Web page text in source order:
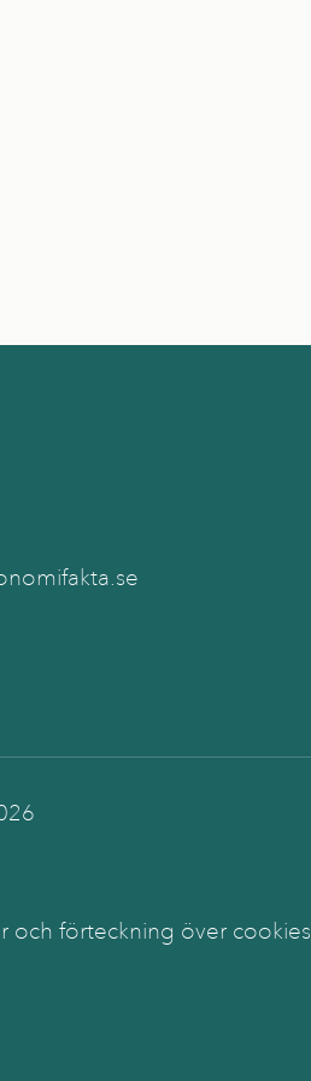
och förteckning över cookies